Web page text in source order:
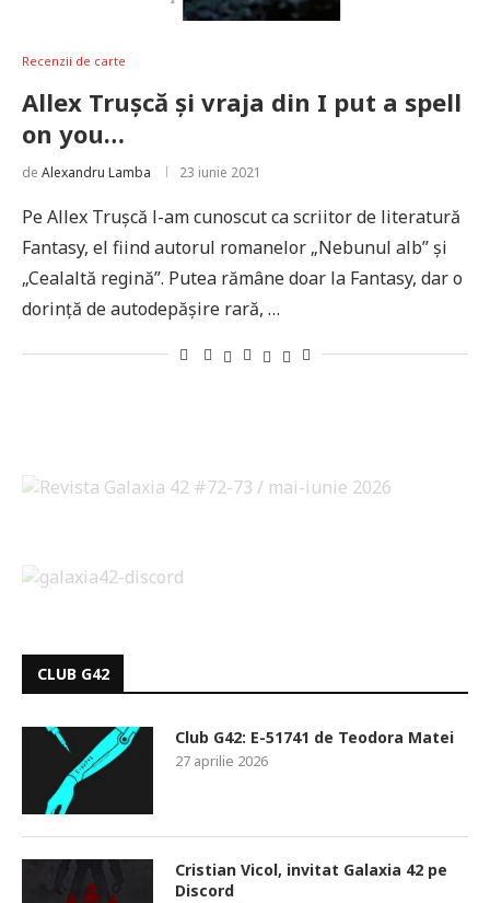
Recenzii de carte
Allex Trușcă și vraja din I put a spell
on you…
de Alexandru Lamba 23 iunie 2021
Pe Allex Trușcă l-am cunoscut ca scriitor de literatură
Fantasy, el fiind autorul romanelor „Nebunul alb” și
„Cealaltă regină”. Putea rămâne doar la Fantasy, dar o
dorință de autodepășire rară, …
CLUB G42
Club G42: E-51741 de Teodora Matei
27 aprilie 2026
Cristian Vicol, invitat Galaxia 42 pe
Discord